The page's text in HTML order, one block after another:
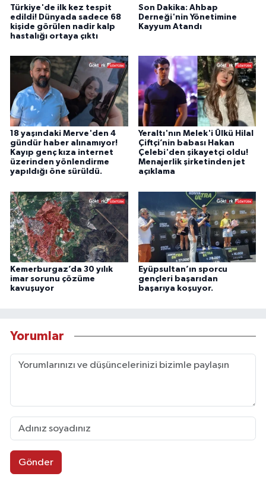
Türkiye'de ilk kez tespit
edildi! Dünyada sadece 68
kişide görülen nadir kalp
hastalığı ortaya çıktı
Son Dakika: Ahbap
Derneği'nin Yönetimine
Kayyum Atandı
18 yaşındaki Merve'den 4
gündür haber alınamıyor!
Kayıp genç kıza internet
üzerinden yönlendirme
yapıldığı öne sürüldü.
Yeraltı'nın Melek'i Ülkü Hilal
Çiftçi’nin babası Hakan
Çelebi'den şikayetçi oldu!
Menajerlik şirketinden jet
açıklama
Kemerburgaz’da 30 yılık
imar sorunu çözüme
kavuşuyor
Eyüpsultan’ın sporcu
gençleri başarıdan
başarıya koşuyor.
Yorumlar
Gönder